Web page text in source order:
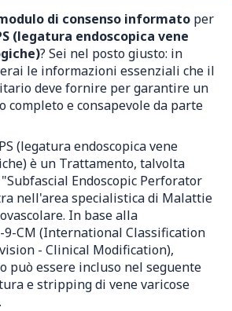
di consenso informato per
(legatura endoscopica vene
? Sei nel posto giusto: in
le informazioni essenziali che il
deve fornire per garantire un
completo e consapevole da parte
(legatura endoscopica vene
è un Trattamento, talvolta
Endoscopic Perforator
nell'area specialistica di Malattie
In base alla
9-CM (International Classification
- Clinical Modification),
può essere incluso nel seguente
e stripping di vene varicose